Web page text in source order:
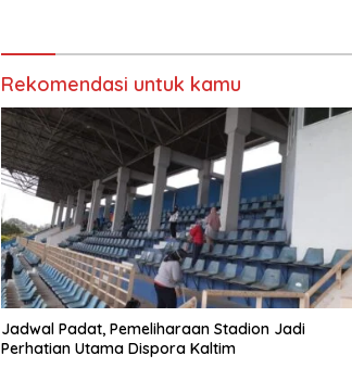
Rekomendasi untuk kamu
Jadwal Padat, Pemeliharaan Stadion Jadi
Perhatian Utama Dispora Kaltim